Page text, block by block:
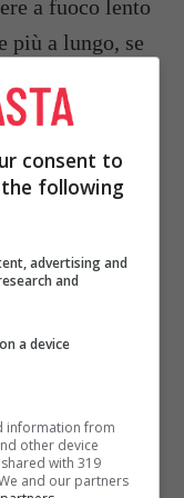
a fuoco lento
più a lungo, se
ogni tanto ed
si asciuga
ancora un
da fette di
nei piatti
consent to
following
advertising and
and
a device
information from
other device
with 319
and our partners